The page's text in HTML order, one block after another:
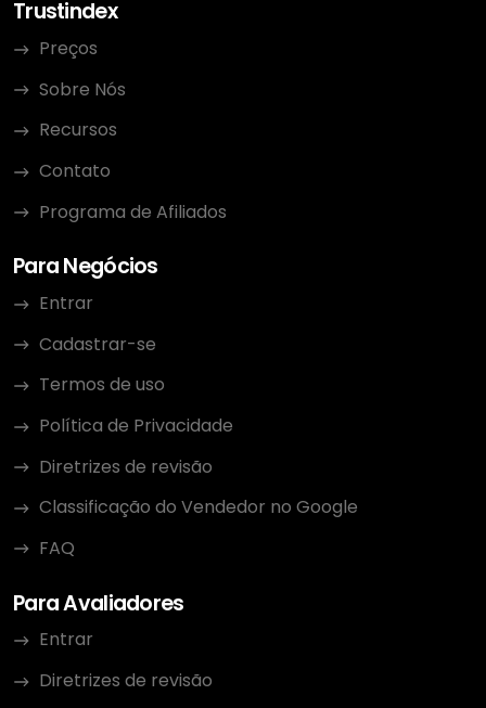
Trustindex
Preços
Sobre Nós
Recursos
Contato
Programa de Afiliados
Para Negócios
Entrar
Cadastrar-se
Termos de uso
Política de Privacidade
Diretrizes de revisão
Classificação do Vendedor no Google
FAQ
Para Avaliadores
Entrar
Diretrizes de revisão